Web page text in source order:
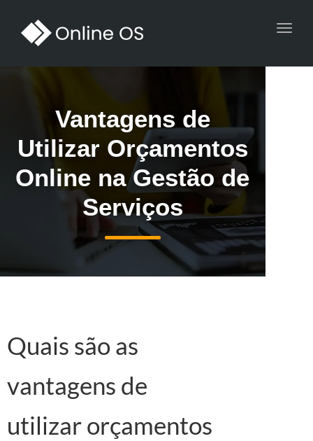
Vantagens de
Utilizar Orçamentos
Online na Gestão de
Serviços
Quais são as
vantagens de
utilizar orçamentos